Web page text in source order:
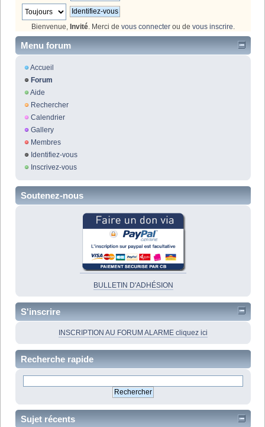
Bienvenue, Invité . Merci de vous connecter ou de vous inscrire
Menu forum
Accueil
Forum
Aide
Rechercher
Calendrier
Gallery
Membres
Identifiez-vous
Inscrivez-vous
Soutenez-nous
BULLETIN D'ADHÉSION
S'inscrire
INSCRIPTION AU FORUM ALARME cliquez ici
Recherche rapide
Sujet récents